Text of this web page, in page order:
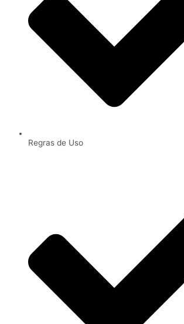
Regras de Uso